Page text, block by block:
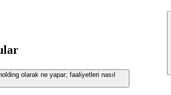
olarak ne yapar; faaliyetleri nasıl